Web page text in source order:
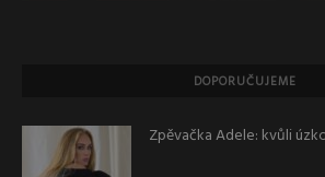
DOPORUČUJEME
Zpěvačka Adele: kvůli